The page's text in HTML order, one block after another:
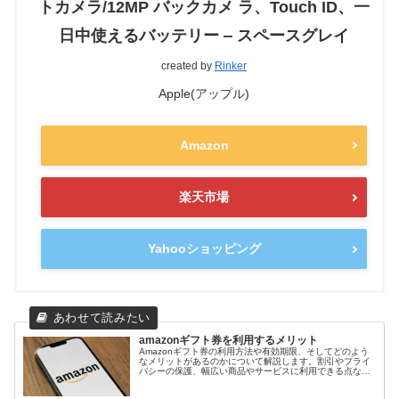
トカメラ/12MP バックカメ ラ、Touch ID、一
日中使えるバッテリー ‒ スペースグレイ
created by Rinker
Apple(アップル)
Amazon
楽天市場
Yahooショッピング
amazonギフト券を利用するメリット
Amazonギフト券の利用方法や有効期限、そしてどのよう
なメリットがあるのかについて解説します。割引やプライ
バシーの保護、幅広い商品やサービスに利用できる点な